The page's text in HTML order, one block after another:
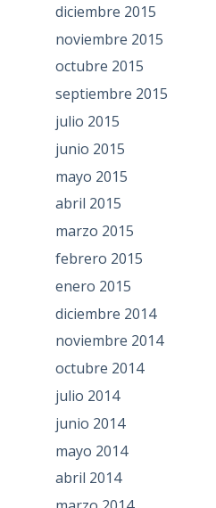
diciembre 2015
noviembre 2015
octubre 2015
septiembre 2015
julio 2015
junio 2015
mayo 2015
abril 2015
marzo 2015
febrero 2015
enero 2015
diciembre 2014
noviembre 2014
octubre 2014
julio 2014
junio 2014
mayo 2014
abril 2014